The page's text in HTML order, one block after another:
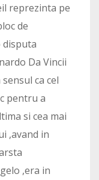
reprezinta pe
de
disputa
Da Vincii
ca cel
pentru a
si cea mai
,avand in
,era in